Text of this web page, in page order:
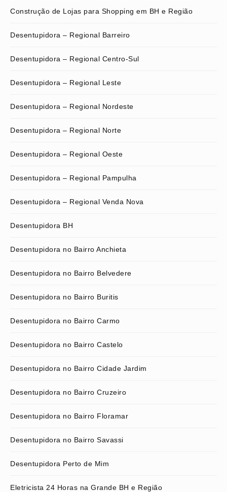
Construção de Lojas para Shopping em BH e Região
Desentupidora – Regional Barreiro
Desentupidora – Regional Centro-Sul
Desentupidora – Regional Leste
Desentupidora – Regional Nordeste
Desentupidora – Regional Norte
Desentupidora – Regional Oeste
Desentupidora – Regional Pampulha
Desentupidora – Regional Venda Nova
Desentupidora BH
Desentupidora no Bairro Anchieta
Desentupidora no Bairro Belvedere
Desentupidora no Bairro Buritis
Desentupidora no Bairro Carmo
Desentupidora no Bairro Castelo
Desentupidora no Bairro Cidade Jardim
Desentupidora no Bairro Cruzeiro
Desentupidora no Bairro Floramar
Desentupidora no Bairro Savassi
Desentupidora Perto de Mim
Eletricista 24 Horas na Grande BH e Região